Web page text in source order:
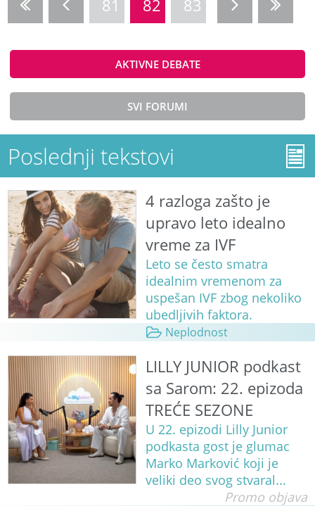
81 82 83
AKTIVNE DEBATE
SVI FORUMI
Poslednji tekstovi
4 razloga zašto je
upravo leto idealno
vreme za IVF
Leto se često smatra
idealnim vremenom za
uspešan IVF zbog nekoliko
ubedljivih faktora.
Neplodnost
LILLY JUNIOR podkast
sa Sarom: 22. epizoda
TREĆE SEZONE
U 22. epizodi Lilly Junior
podkasta gost je glumac
Marko Marković koji je
veliki deo svog stvaral...
Promo objava